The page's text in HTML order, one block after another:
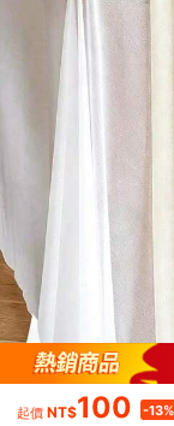
起價 NT$100 -13%